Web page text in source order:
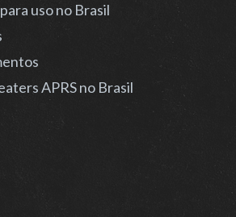
uso no Brasil
APRS no Brasil